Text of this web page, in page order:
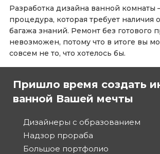
Разработка дизайна ванной комнаты
процедура, которая требует наличия
багажа знаний. Ремонт без готового
невозможен, потому что в итоге вы
совсем не то, что хотелось бы.
Пришло время создать
ванной Вашей мечты
Дизайнеры с образованием
Надзор прораба
Большое портфолио